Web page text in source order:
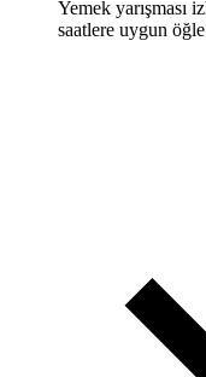
Yemek yarışması
saatlere uygun